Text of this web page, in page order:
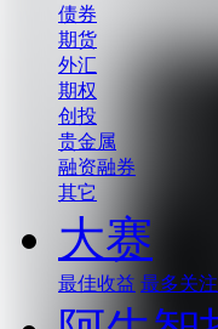
债券
期货
外汇
期权
创投
贵金属
融资融券
其它
大赛
最佳收益 最多关注